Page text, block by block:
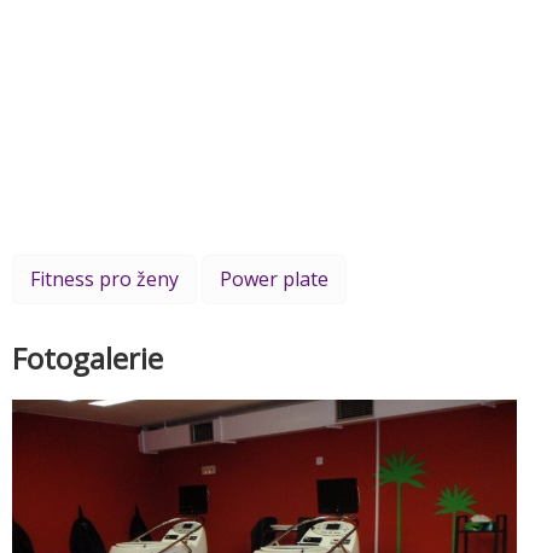
Fitness pro ženy Power plate
Fotogalerie